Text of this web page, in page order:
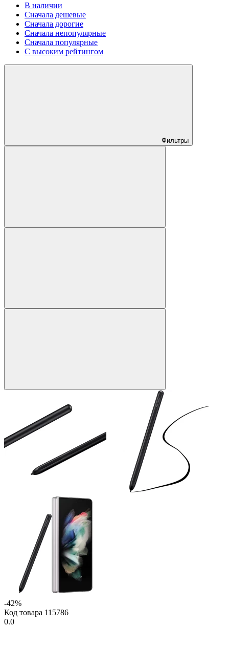
В наличии
Сначала дешевые
Сначала дорогие
Сначала непопулярные
Сначала популярные
С высоким рейтингом
Фильтры
-42%
Код товара 115786
0.0